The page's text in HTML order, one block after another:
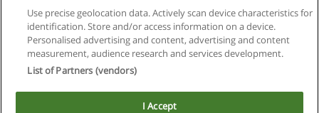
Privacidad de datos
Contactar con Educaedu
Copyright © Educaedu Business S.L. - CIF : B-95610580: -
Use precise geolocation data. Actively scan device characteristics for
identification. Store and/or access information on a device.
Personalised advertising and content, advertising and content
measurement, audience research and services development.
List of Partners (vendors)
I Accept